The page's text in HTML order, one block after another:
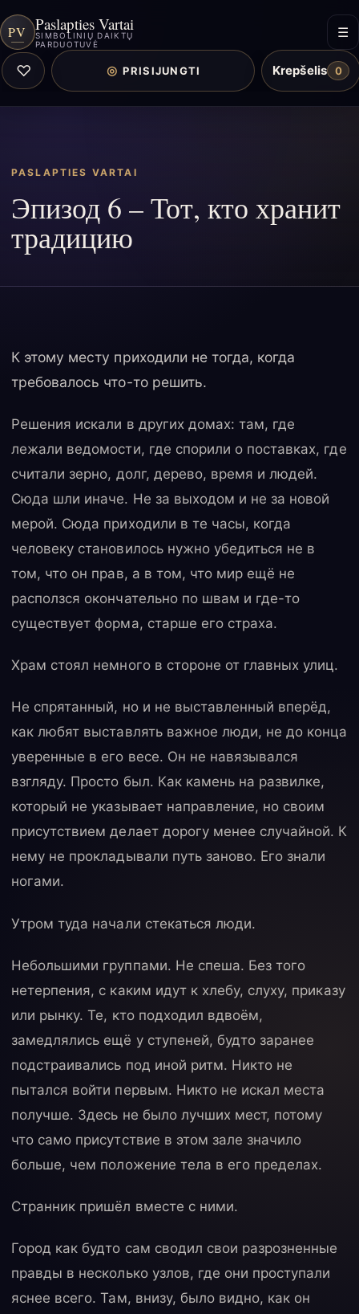
PV Paslapties Vartai
SIMBOLINIŲ DAIKTŲ
PARDUOTUVĖ
☰
♡ ◎ PRISIJUNGTI Krepšelis 0
PASLAPTIES VARTAI
Эпизод 6 – Тот, кто хранит
традицию
К этому месту приходили не тогда, когда
требовалось что-то решить.
Решения искали в других домах: там, где
лежали ведомости, где спорили о поставках, где
считали зерно, долг, дерево, время и людей.
Сюда шли иначе. Не за выходом и не за новой
мерой. Сюда приходили в те часы, когда
человеку становилось нужно убедиться не в
том, что он прав, а в том, что мир ещё не
расползся окончательно по швам и где-то
существует форма, старше его страха.
Храм стоял немного в стороне от главных улиц.
Не спрятанный, но и не выставленный вперёд,
как любят выставлять важное люди, не до конца
уверенные в его весе. Он не навязывался
взгляду. Просто был. Как камень на развилке,
который не указывает направление, но своим
присутствием делает дорогу менее случайной. К
нему не прокладывали путь заново. Его знали
ногами.
Утром туда начали стекаться люди.
Небольшими группами. Не спеша. Без того
нетерпения, с каким идут к хлебу, слуху, приказу
или рынку. Те, кто подходил вдвоём,
замедлялись ещё у ступеней, будто заранее
подстраивались под иной ритм. Никто не
пытался войти первым. Никто не искал места
получше. Здесь не было лучших мест, потому
что само присутствие в этом зале значило
больше, чем положение тела в его пределах.
Странник пришёл вместе с ними.
Город как будто сам сводил свои разрозненные
правды в несколько узлов, где они проступали
яснее всего. Там, внизу, было видно, как он